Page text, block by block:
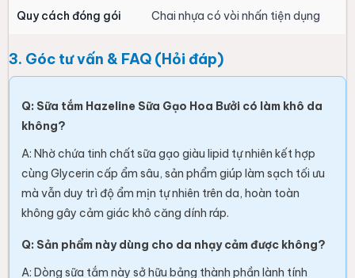
Quy cách đóng gói Chai nhựa có vòi nhấn tiện dụng
3. Góc tư vấn & FAQ (Hỏi đáp)
Q: Sữa tắm Hazeline Sữa Gạo Hoa Bưởi có làm khô da
không?
A: Nhờ chứa tinh chất sữa gạo giàu lipid tự nhiên kết hợp
cùng Glycerin cấp ẩm sâu, sản phẩm giúp làm sạch tối ưu
mà vẫn duy trì độ ẩm mịn tự nhiên trên da, hoàn toàn
không gây cảm giác khô căng dính ráp.
Q: Sản phẩm này dùng cho da nhạy cảm được không?
A: Dòng sữa tắm này sở hữu bảng thành phần lành tính